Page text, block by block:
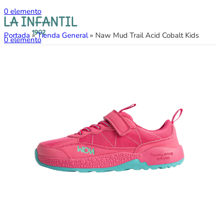
0 elemento
0elemento
Portada »Tienda General» Naw Mud Trail Acid Cobalt Kids